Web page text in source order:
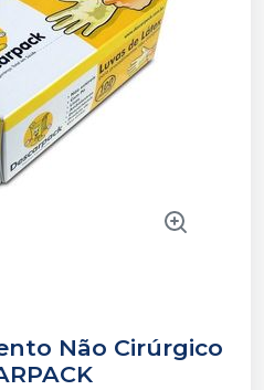
Não Cirúrgico